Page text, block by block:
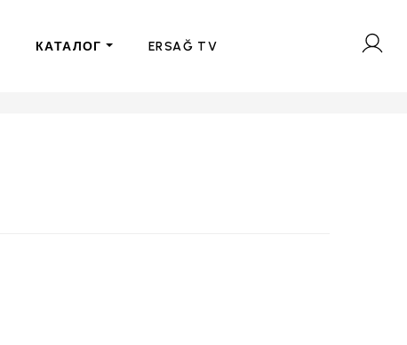
КАТАЛОГ ERSAĞ TV